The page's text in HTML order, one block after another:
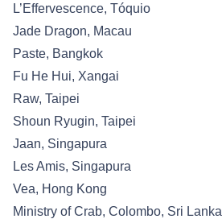
L’Effervescence, Tóquio
Jade Dragon, Macau
Paste, Bangkok
Fu He Hui, Xangai
Raw, Taipei
Shoun Ryugin, Taipei
Jaan, Singapura
Les Amis, Singapura
Vea, Hong Kong
Ministry of Crab, Colombo, Sri Lanka